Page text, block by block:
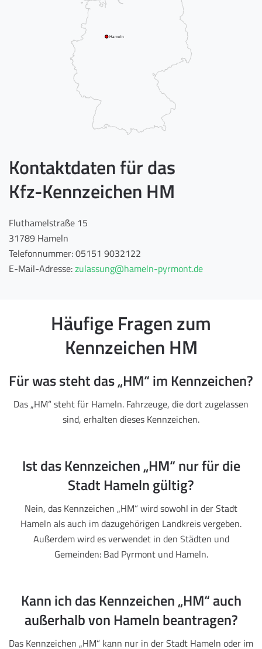
Hameln
Kontaktdaten für das
Kfz-Kennzeichen HM
Fluthamelstraße 15
31789 Hameln
Telefonnummer: 05151 9032122
E-Mail-Adresse:zulassung@hameln-pyrmont.de
Häufige Fragen zum
Kennzeichen HM
Für was steht das „HM“ im Kennzeichen?
Das „HM“ steht für Hameln. Fahrzeuge, die dort zugelassen
sind, erhalten dieses Kennzeichen.
Ist das Kennzeichen „HM“ nur für die
Stadt Hameln gültig?
Nein, das Kennzeichen „HM“ wird sowohl in der Stadt
Hameln als auch im dazugehörigen Landkreis vergeben.
Außerdem wird es verwendet in den Städten und
Gemeinden: Bad Pyrmont und Hameln.
Kann ich das Kennzeichen „HM“ auch
außerhalb von Hameln beantragen?
Das Kennzeichen „HM“ kann nur in der Stadt Hameln oder im